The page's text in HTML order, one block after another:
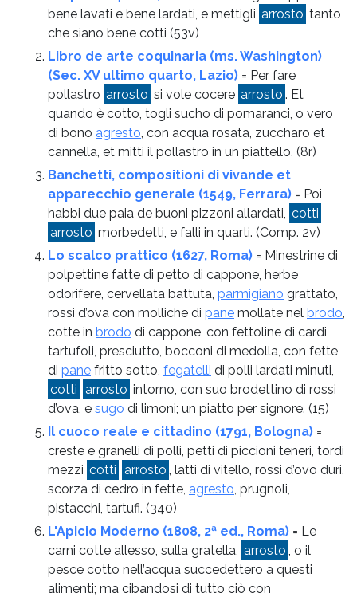
bene lavati e bene lardati, e mettigli arrosto tanto
che siano bene cotti (53v)
Libro de arte coquinaria (ms. Washington)
(Sec. XV ultimo quarto, Lazio) = Per fare
pollastro arrosto si vole cocere arrosto . Et
quando è cotto, togli sucho di pomaranci, o vero
di bono agresto, con acqua rosata, zuccharo et
cannella, et mitti il pollastro in un piattello. (8r)
Banchetti, compositioni di vivande et
apparecchio generale (1549, Ferrara) = Poi
habbi due paia de buoni pizzoni allardati, cotti
arrosto morbedetti, e falli in quarti. (Comp. 2v)
Lo scalco prattico (1627, Roma) = Minestrine di
polpettine fatte di petto di cappone, herbe
odorifere, cervellata battuta, parmigiano grattato,
rossi d’ova con molliche di pane mollate nel brodo,
cotte in brodo di cappone, con fettoline di cardi,
tartufoli, presciutto, bocconi di medolla, con fette
di pane fritto sotto, fegatelli di polli lardati minuti,
cotti arrosto intorno, con suo brodettino di rossi
d’ova, e sugo di limoni; un piatto per signore. (15)
Il cuoco reale e cittadino (1791, Bologna) =
creste e granelli di polli, petti di piccioni teneri, tordi
mezzi cotti arrosto , latti di vitello, rossi d’ovo duri,
scorza di cedro in fette, agresto, prugnoli,
pistacchi, tartufi. (340)
L'Apicio Moderno (1808, 2ª ed., Roma) = Le
carni cotte allesso, sulla gratella, arrosto , o il
pesce cotto nell’acqua succedettero a questi
alimenti; ma cibandosi di tutto ciò con